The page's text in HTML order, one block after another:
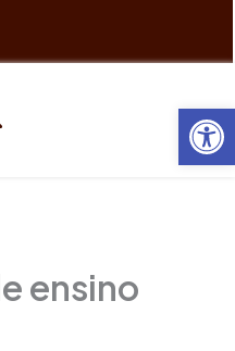
Abrir
ensino